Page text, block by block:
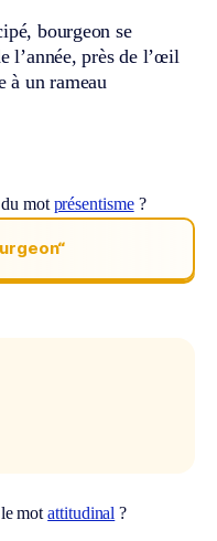
bourgeon se
l’année, près de l’œil
à un rameau
mot présentisme?
le motattitudinal ?